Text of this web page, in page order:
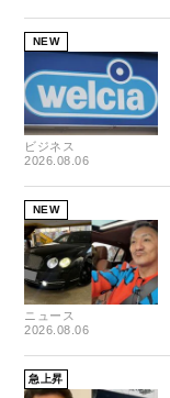
NEW
ビジネス
2026.08.06
NEW
ニュース
2026.08.06
急上昇